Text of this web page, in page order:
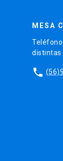
MESA
distintas
phone